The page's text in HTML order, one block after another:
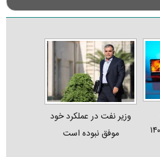
وزیر نفت در عملکرد خود
موفق نبوده است